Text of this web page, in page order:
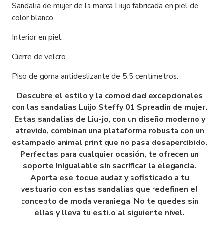
Sandalia de mujer de la marca Liujo fabricada en piel de
color blanco.
Interior en piel.
Cierre de velcro.
Piso de goma antideslizante de 5,5 centímetros.
Descubre el estilo y la comodidad excepcionales
con las sandalias Luijo Steffy 01 Spreadin de mujer.
Estas sandalias de Liu-jo, con un diseño moderno y
atrevido, combinan una plataforma robusta con un
estampado animal print que no pasa desapercibido.
Perfectas para cualquier ocasión, te ofrecen un
soporte inigualable sin sacrificar la elegancia.
Aporta ese toque audaz y sofisticado a tu
vestuario con estas sandalias que redefinen el
concepto de moda veraniega. No te quedes sin
ellas y lleva tu estilo al siguiente nivel.